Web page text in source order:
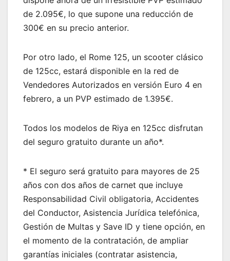
de 2.095€, lo que supone una reducción de
300€ en su precio anterior.
Por otro lado, el Rome 125, un scooter clásico
de 125cc, estará disponible en la red de
Vendedores Autorizados en versión Euro 4 en
febrero, a un PVP estimado de 1.395€.
Todos los modelos de Riya en 125cc disfrutan
del seguro gratuito durante un año*.
* El seguro será gratuito para mayores de 25
años con dos años de carnet que incluye
Responsabilidad Civil obligatoria, Accidentes
del Conductor, Asistencia Jurídica telefónica,
Gestión de Multas y Save ID y tiene opción, en
el momento de la contratación, de ampliar
garantías iniciales (contratar asistencia,